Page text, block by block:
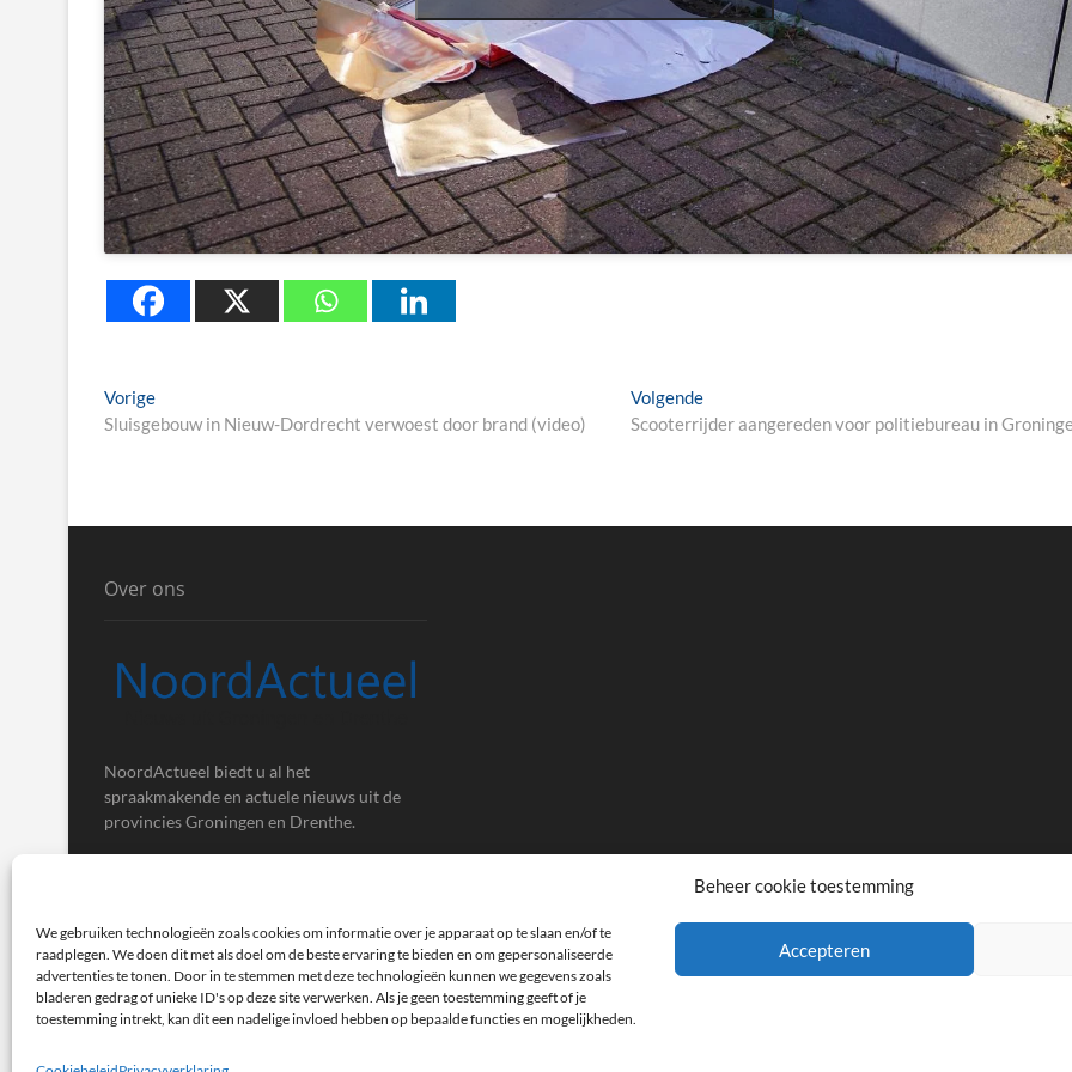
Beheer cookie toestemming
We gebruiken technologieën zoals cookies om informatie over je apparaat op te slaan en/of te
raadplegen. We doen dit met als doel om de beste ervaring te bieden en om gepersonaliseerde
advertenties te tonen. Door in te stemmen met deze technologieën kunnen we gegevens zoals
bladeren gedrag of unieke ID's op deze site verwerken. Als je geen toestemming geeft of je
toestemming intrekt, kan dit een nadelige invloed hebben op bepaalde functies en mogelijkheden.
Accepteren
Berichtnavigatie
VorigePrevious
post:
Sluisgebouw in Nieuw-Dordrecht verwoest door brand (video)
VolgendeNext
post:
Scooterrijder aangereden voor politiebureau in
Over ons
NoordActueel biedt u al het
spraakmakende en actuele nieuws uit de
provincies Groningen en Drenthe.
facebooktwitter instagram
NoordActueel – Het laatste nieuws uit Groningen en Drenthe